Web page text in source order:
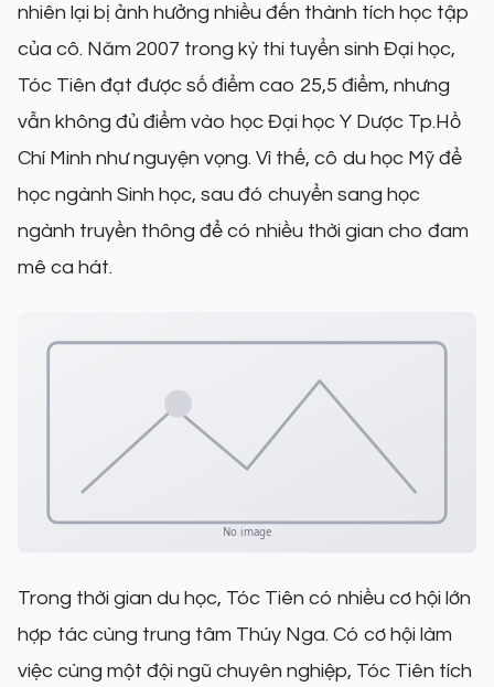
nhiên lại bị ảnh hưởng nhiều đến thành tích học tập
của cô. Năm 2007 trong kỳ thi tuyển sinh Đại học,
Tóc Tiên đạt được số điểm cao 25,5 điểm, nhưng
vẫn không đủ điểm vào học Đại học Y Dược Tp.Hồ
Chí Minh như nguyện vọng. Vì thế, cô du học Mỹ để
học ngành Sinh học, sau đó chuyển sang học
ngành truyền thông để có nhiều thời gian cho đam
mê ca hát.
Trong thời gian du học, Tóc Tiên có nhiều cơ hội lớn
hợp tác cùng trung tâm Thúy Nga. Có cơ hội làm
việc cùng một đội ngũ chuyên nghiệp, Tóc Tiên tích